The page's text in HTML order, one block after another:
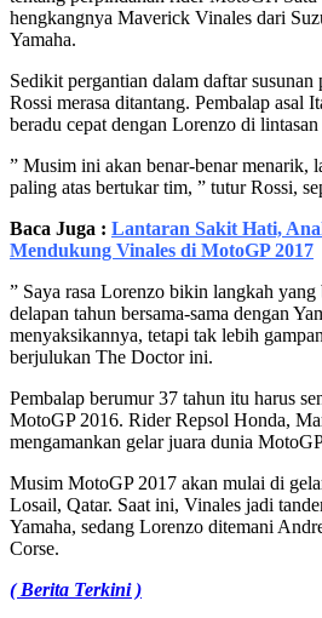
hengkangnya Maverick Vinales dari
Yamaha.
Sedikit pergantian dalam daftar
Rossi merasa ditantang. Pembalap asal
beradu cepat dengan Lorenzo di
” Musim ini akan benar-benar menarik,
paling atas bertukar tim, ” tutur Rossi,
Baca Juga : Lantaran Sakit Hati,
Mendukung Vinales di MotoGP 2017
” Saya rasa Lorenzo bikin langkah yang
delapan tahun bersama-sama dengan
menyaksikannya, tetapi tak lebih
berjulukan The Doctor ini.
Pembalap berumur 37 tahun itu harus
MotoGP 2016. Rider Repsol Honda,
mengamankan gelar juara dunia
Musim MotoGP 2017 akan mulai di
Losail, Qatar. Saat ini, Vinales jadi
Yamaha, sedang Lorenzo ditemani
Corse.
( Berita Terkini )